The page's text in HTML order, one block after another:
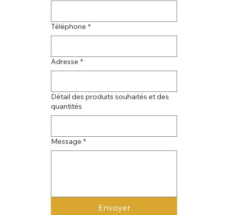
Téléphone *
Adresse *
Détail des produits souhaités et des
quantités
Message *
Envoyer